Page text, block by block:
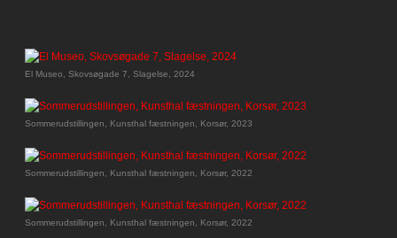
El Museo, Skovsøgade 7, Slagelse, 2024
Sommerudstillingen, Kunsthal fæstningen, Korsør, 2023
Sommerudstillingen, Kunsthal fæstningen, Korsør, 2022
Sommerudstillingen, Kunsthal fæstningen, Korsør, 2022